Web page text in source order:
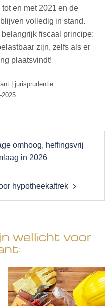
en met 2021 en de
volledig in stand.
fiscaal principe:
zijn, zelfs als er
plaatsvindt!
| jurisprudentie |
2025
omhoog, heffingsvrij
in 2026
hypotheekaftrek
wellicht voor